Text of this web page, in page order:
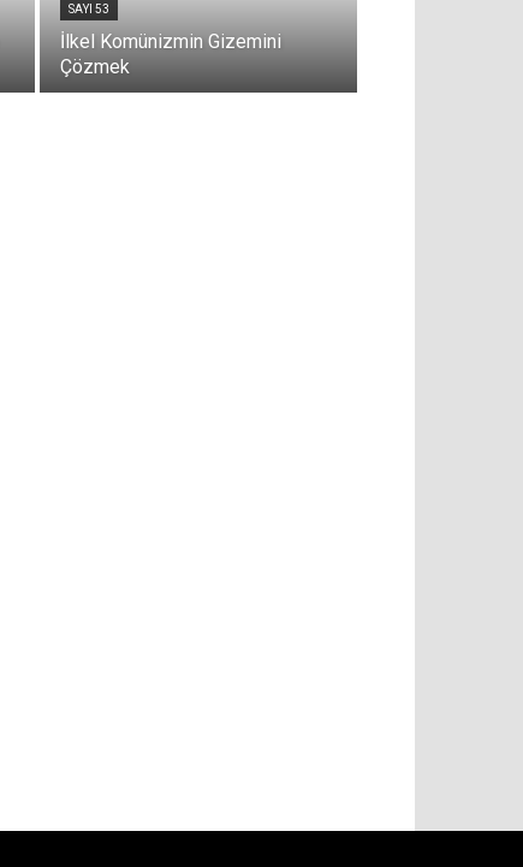
SAYI 53
İlkel Komünizmin Gizemini
Çözmek